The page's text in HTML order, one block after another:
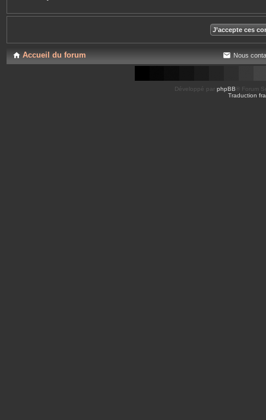
Accueil du forum Nous
Développé par phpBB ® Forum
Traduction